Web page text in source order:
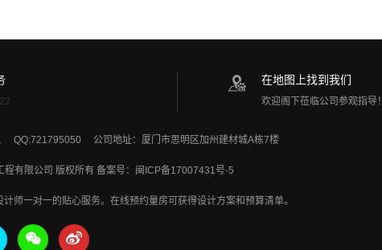
在地图上找到我们
欢迎阁下莅临公司参观指导！
公司地址：厦门市思明区加州建材城A栋7楼
有限公司 版权所有 备案号： 闽ICP备17007431号-5
师一对一的贴心服务。在线预约量房可获得设计方案和预算清单。